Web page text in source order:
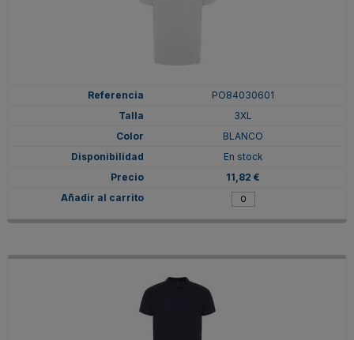
PO84030601
3XL
BLANCO
En stock
11,82 €